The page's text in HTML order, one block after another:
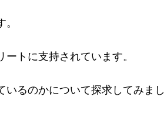
トに支持されています。
るのかについて探求してみまし